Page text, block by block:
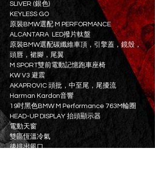
SLIVER (銀色)
KEYLESS GO
原裝BMW選配 M PERFORMANCE
ALCANTARA LED撥片軚盤
原裝BMW選配碳纖維車頂，引擎蓋，鏡殼，
頭唇，裙腳，尾翼
M SPORT雙前電動記憶跑車座椅
KW V3 避震
AKAPROVIC 頭批，中至尾，尾擾流
Harman Kardon音響
19吋黑色BMW M Performance 763M輪圈
HEAD-UP DISPLAY 抬頭顯示器
電動天窗
雙區恆溫冷氣
後排出風口